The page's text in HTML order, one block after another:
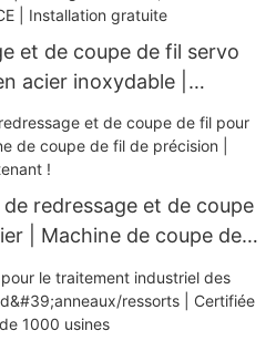
et de coupe de fil servo
acier inoxydable |
| Homologation CE
redressage et de coupe
| Machine de coupe de
ISO | Cliquez